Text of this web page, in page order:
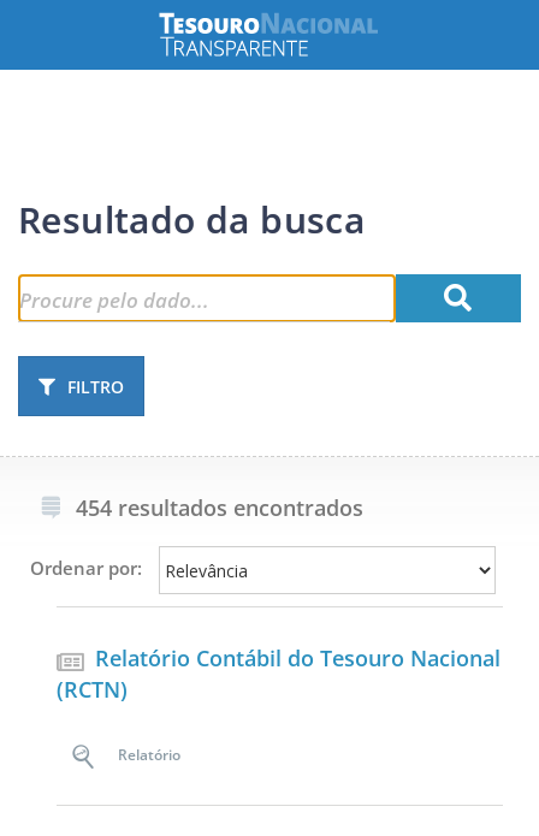
Resultado da busca
FILTRO
454 resultados encontrados
Ordenar por:
Relatório Contábil do Tesouro Nacional
(RCTN)
Relatório